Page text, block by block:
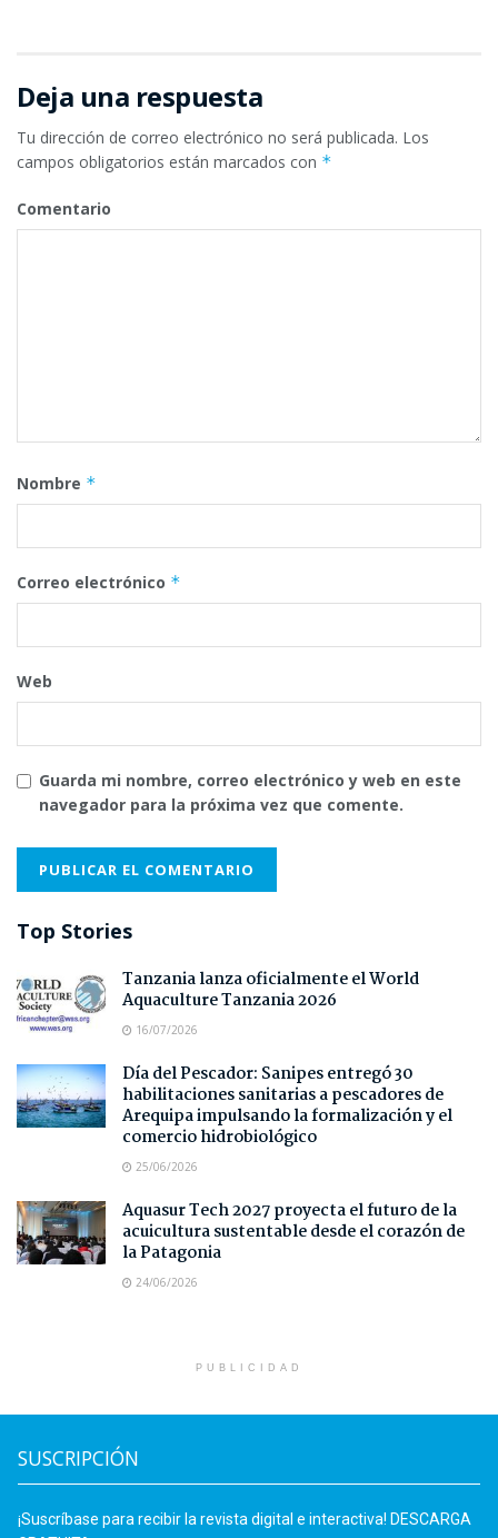
Deja una respuesta
Tu dirección de correo electrónico no será publicada. Los
campos obligatorios están marcados con *
Comentario
Nombre *
Correo electrónico *
Web
Guarda mi nombre, correo electrónico y web en este
navegador para la próxima vez que comente.
Top Stories
Tanzania lanza oficialmente el World
Aquaculture Tanzania 2026
16/07/2026
Día del Pescador: Sanipes entregó 30
habilitaciones sanitarias a pescadores de
Arequipa impulsando la formalización y el
comercio hidrobiológico
25/06/2026
Aquasur Tech 2027 proyecta el futuro de la
acuicultura sustentable desde el corazón de
la Patagonia
24/06/2026
PUBLICIDAD
SUSCRIPCIÓN
¡Suscríbase para recibir la revista digital e interactiva! DESCARGA